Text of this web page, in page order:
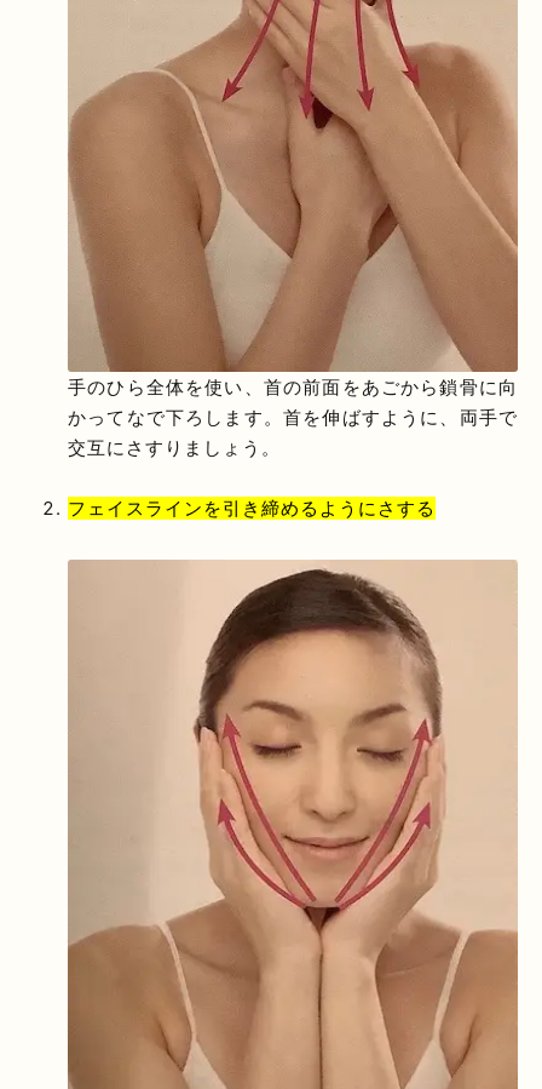
手のひら全体を使い、首の前面をあごから鎖骨に向
かってなで下ろします。首を伸ばすように、両手で
交互にさすりましょう。
フェイスラインを引き締めるようにさする